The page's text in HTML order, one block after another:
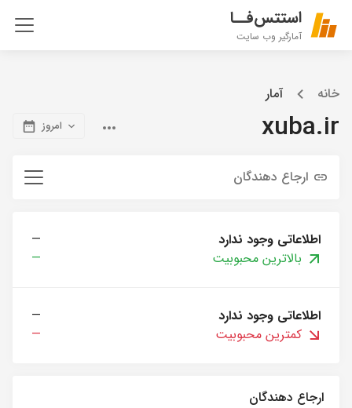
استتس‌فــا
آمارگیر وب سایت
خانه آمار
xuba.ir امروز
ارجاع دهندگان
اطلاعاتی وجود ندارد
—
بالاترین محبوبیت
—
اطلاعاتی وجود ندارد
—
کمترین محبوبیت
—
ارجاع دهندگان